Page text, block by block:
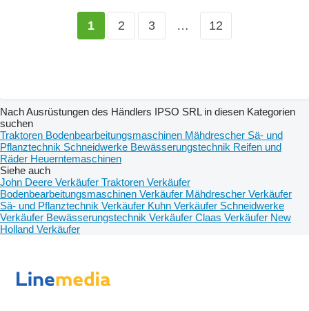
1 2 3 … 12
Nach Ausrüstungen des Händlers IPSO SRL in diesen Kategorien
suchen
Traktoren Bodenbearbeitungsmaschinen Mähdrescher Sä- und
Pflanztechnik Schneidwerke Bewässerungstechnik Reifen und
Räder Heuerntemaschinen
Siehe auch
John Deere Verkäufer Traktoren Verkäufer
Bodenbearbeitungsmaschinen Verkäufer Mähdrescher Verkäufer
Sä- und Pflanztechnik Verkäufer Kuhn Verkäufer Schneidwerke
Verkäufer Bewässerungstechnik Verkäufer Claas Verkäufer New
Holland Verkäufer